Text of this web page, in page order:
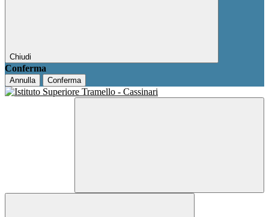
Chiudi
Conferma
Annulla Conferma